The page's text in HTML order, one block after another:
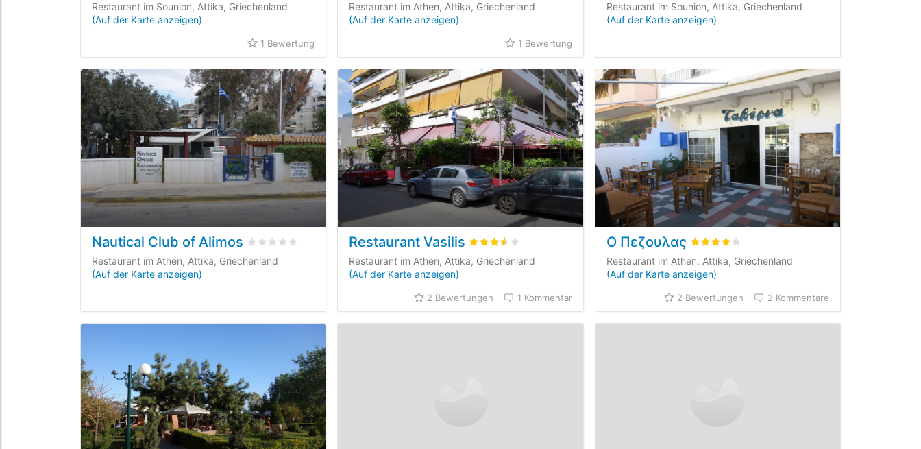
Restaurant im Sounion, Attika, Griechenland
(Auf der Karte anzeigen)
1 Bewertung
Restaurant im Athen, Attika, Griechenland
(Auf der Karte anzeigen)
1 Bewertung
Restaurant im Sounion, Attika, Griechenland
(Auf der Karte anzeigen)
Nautical Club of Alimos bewertet0 /5 beyogen auf0Kundenbewertungen
Restaurant im Athen, Attika, Griechenland
(Auf der Karte anzeigen)
Restaurant Vasilis bewertet3.5 /5 beyogen auf2 Kundenbewertungen
Restaurant im Athen, Attika, Griechenland
(Auf der Karte anzeigen)
2 Bewertungen 1 Kommentar
Ο Πεζουλας bewertet4.1
Restaurant im Athen, Attika, Griechenland
(Auf der Karte anzeigen)
2 Bewertungen 2 Kommentare